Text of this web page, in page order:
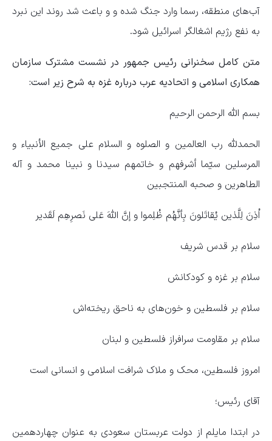
آب‌های منطقه، رسما وارد جنگ شده و و باعث شد روند این نبرد
به نفع رژیم اشغالگر اسرائیل شود.
متن کامل سخنرانی رئیس جمهور در نشست مشترک سازمان
همکاری اسلامی و اتحادیه عرب درباره غزه به شرح زیر است‌:‌
بسم الله الرحمن الرحیم
الحمدلله رب العالمین و الصلوه و السلام علی جمیع الأنبیاء و
المرسلین سیّما أشرفهم و خاتمهم سیدنا و نبینا محمد و آله
الطاهرین و صحبه المنتجبین
اُذِنَ لِلَّذین یُقاتَلونَ بِأنَّهُم ظُلِموا و إنَّ اللهَ عَلی نَصرِهِم لَقَدیر
سلام بر قدس شریف
سلام بر غزه و کودکانش
سلام بر فلسطین و خون‌های به ناحق ریخته‌اش
سلام بر مقاومت سرافراز فلسطین و لبنان
امروز فلسطین، محک و ملاک شرافت اسلامی و انسانی است
آقای رئیس؛
در ابتدا مایلم از دولت عربستان سعودی به عنوان چهاردهمین